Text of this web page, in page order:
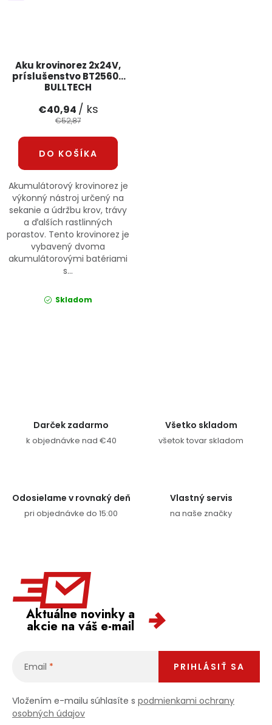
Aku krovinorez 2x24V,
príslušenstvo BT25606
BULLTECH
€40,94 / ks
€52,87
DO KOŠÍKA
Akumulátorový krovinorez je
výkonný nástroj určený na
sekanie a údržbu krov, trávy
a ďalších rastlinných
porastov. Tento krovinorez je
vybavený dvoma
akumulátorovými batériami
s...
Skladom
Darček zadarmo
k objednávke nad €40
Všetko skladom
všetok tovar skladom
Odosielame v rovnaký deň
pri objednávke do 15:00
Vlastný servis
na naše značky
Aktuálne novinky a
akcie na váš e-mail
Email
Vložením e-mailu súhlasíte s podmienkami ochrany
osobných údajov
PRIHLÁSIŤ SA